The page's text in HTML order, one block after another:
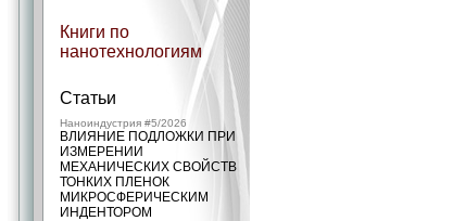
Книги по
нанотехнологиям
Статьи
Наноиндустрия #5/2026
ВЛИЯНИЕ ПОДЛОЖКИ ПРИ
ИЗМЕРЕНИИ
МЕХАНИЧЕСКИХ СВОЙСТВ
ТОНКИХ ПЛЕНОК
МИКРОСФЕРИЧЕСКИМ
ИНДЕНТОРОМ